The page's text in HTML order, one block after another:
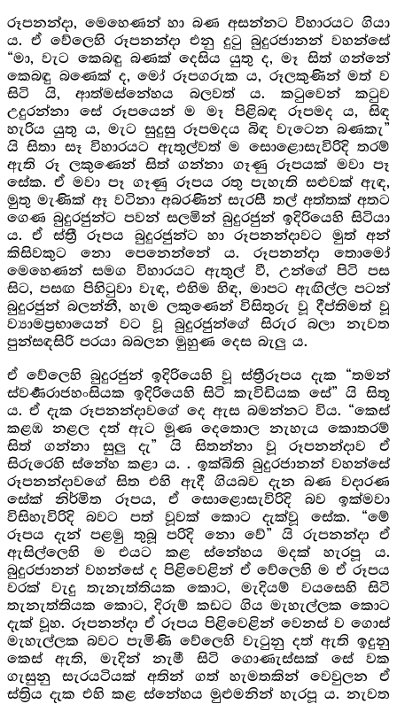
රූපනන්දා, මෙහෙණන් හා බණ අසන්නට විහාරයට ගියා
ය. ඒ වේලෙහි රූපනන්දා එනු දුටු බුදුරජානන් වහන්සේ
“මා, වැට කෙබඳු බණක් දෙසිය යුතු ද, මෑ සිත් ගන්නේ
කෙබඳු බණෙක් ද, මෝ රූපගරුක ය, රූලකුණින් මත් ව
සිටි යි, ආත්මස්නේහය බලවත් ය. කටුවෙන් කටුව
උදුරන්නා සේ රූපයෙන් ම මෑ පිළිබඳ රූපමද ය, සිඳ
හැරිය යුතු ය, මැට සුදුසු රූපමදය බිඳ වැටෙන බණකැ”
යි සිතා සෑ විහාරයට ඇතුල්වත් ම සොළොසැවිරිදි තරම්
ඇති රූ ලකුණෙන් සිත් ගන්නා ගෑණු රූපයක් මවා පෑ
සේක. ඒ මවා පෑ ගෑණු රූපය රතු පැහැති සළුවක් ඇඳ,
මුතු මැණික් ඈ වටිනා අබරණින් සැරසී තල් අත්තක් අතට
ගෙණ බුදුරජුන්ට පවන් සලමින් බුදුරජුන් ඉදිරියෙහි සිටියා
ය. ඒ ස්ත්‍රී රූපය බුදුරජුන්ට හා රූපනන්දාවට මුත් අන්
කිසිවකුට නො පෙනෙන්නේ ය. රූපනන්දා තොමෝ
මෙහෙණන් සමග විහාරයට ඇතුල් වී, උන්ගේ පිටි පස
සිට, පසඟ පිහිටුවා වැඳ, එහිම හිඳ, මාපට ඇඟිල්ල පටන්
බුදුරජුන් බලන්නී, හැම ලකුණෙන් විසිතුරු වූ දීප්තිමත් වූ
ව්‍යාමප්‍රභායෙන් වට වූ බුදුරජුන්ගේ සිරුර බලා නැවත
පුන්සඳසිරි පරයා බබලන මුහුණ දෙස බැලු ය.
ඒ වේලෙහි බුදුරජුන් ඉදිරියෙහි වූ ස්ත්‍රීරූපය දැක “තමන්
ස්වර්‍ණරාජහංසියක ඉදිරියෙහි සිටි කැවිඩියක සේ” යි සිතූ
ය. ඒ දැක රූපනන්දාවගේ දෙ ඇස බමන්නට විය. “කෙස්
කළඹ නළල දත් ඇට මූණ දෙතොල නැහැය කොතරම්
සිත් ගන්නා සුලු දැ” යි සිතන්නා වූ රූපනන්දාව ඒ
සිරුරෙහි ස්නේහ කළා ය. . ඉක්බිති බුදුරජානන් වහන්සේ
රූපනන්දාවගේ සිත එහි ඇදී ගියබව දැන බණ වදාරණ
සේක් නිර්මිත රූපය, ඒ සොළොසැවිරිදි බව ඉක්මවා
විසිහැවිරිදි බවට පත් වූවක් කොට දැක්වූ සේක. “මේ
රූපය දැන් පළමු තුබූ පරිදි නො වේ” යි රුපනන්දා ඒ
ඇසිල්ලෙහි ම එයට කළ ස්නේහය මදක් හැරපූ ය.
බුදුරජානන් වහන්සේ ද පිළිවෙළින් ඒ වේලෙහි ම ඒ රූපය
වරක් වැදු තැනැත්තියක කොට, මැදියම් වයසෙහි සිටි
තැනැත්තියක කොට, දිරුම් කඩට ගිය මැහැල්ලක කොට
දැක් වූහ. රූපනන්දා ඒ රූපය පිළිවෙළින් වෙනස් ව ගොස්
මැහැල්ලක බවට පැමිණි වේලෙහි වැටුනු දත් ඇති ඉදුනු
කෙස් ඇති, මැදින් නැමී සිටි ගොණැස්සක් සේ වක
ගැසුනු සැරයටියක් අතින් ගත් හැමතකින් වෙවුලන ඒ
ස්ත්‍රිය දැක එහි කළ ස්නේහය මුළුමනින් හැරපූ ය. නැවත